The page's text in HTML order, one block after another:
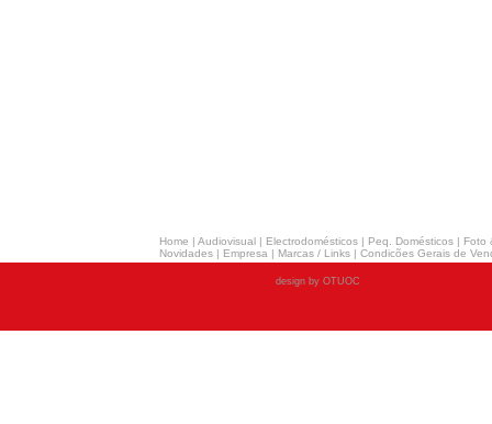
Home | Audiovisual | Electrodomésticos | Peq. Domésticos | Foto
Novidades | Empresa | Marcas / Links | Condicões Gerais de
design by OTUOC